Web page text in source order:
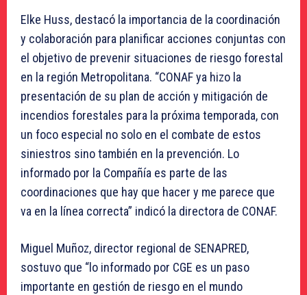
Elke Huss, destacó la importancia de la coordinación
y colaboración para planificar acciones conjuntas con
el objetivo de prevenir situaciones de riesgo forestal
en la región Metropolitana. “CONAF ya hizo la
presentación de su plan de acción y mitigación de
incendios forestales para la próxima temporada, con
un foco especial no solo en el combate de estos
siniestros sino también en la prevención. Lo
informado por la Compañía es parte de las
coordinaciones que hay que hacer y me parece que
va en la línea correcta” indicó la directora de CONAF.
Miguel Muñoz, director regional de SENAPRED,
sostuvo que “lo informado por CGE es un paso
importante en gestión de riesgo en el mundo